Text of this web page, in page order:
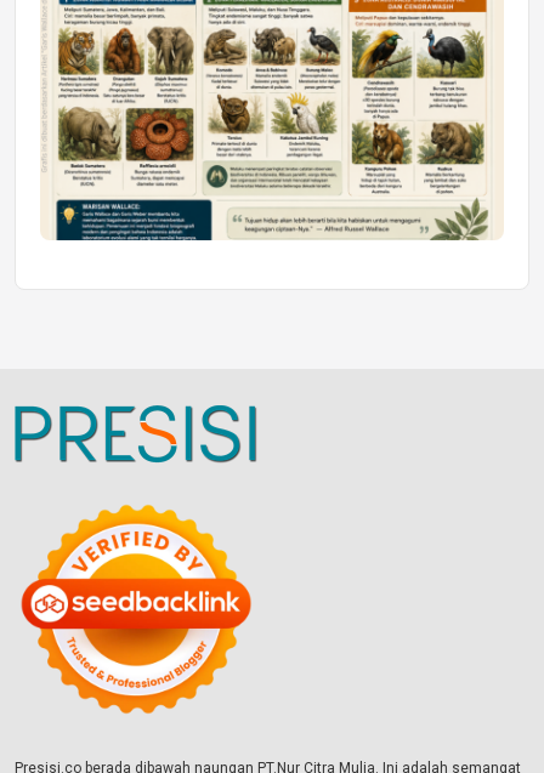
Presisi.co berada dibawah naungan PT.Nur Citra Mulia. Ini adalah semangat